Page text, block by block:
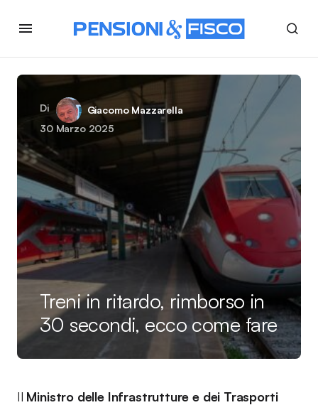
Di
Giacomo Mazzarella
30 Marzo 2025
Treni in ritardo, rimborso in
30 secondi, ecco come fare
Il Ministro delle Infrastrutture e dei Trasporti